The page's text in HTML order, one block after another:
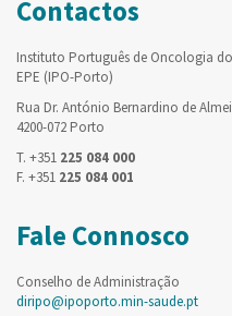
Contactos
Instituto Português de Oncologia
EPE (IPO-Porto)
Rua Dr. António Bernardino de
4200-072 Porto
T. +351 225 084 000
F. +351 225 084 001
Fale Connosco
Conselho de Administração
diripo@ipoporto.min-saude.pt